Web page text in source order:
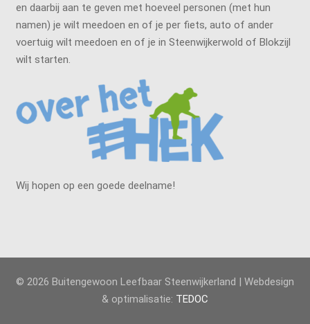
en daarbij aan te geven met hoeveel personen (met hun
namen) je wilt meedoen en of je per fiets, auto of ander
voertuig wilt meedoen en of je in Steenwijkerwold of Blokzijl
wilt starten.
Wij hopen op een goede deelname!
© 2026 Buitengewoon Leefbaar Steenwijkerland | Webdesign
& optimalisatie: TEDOC